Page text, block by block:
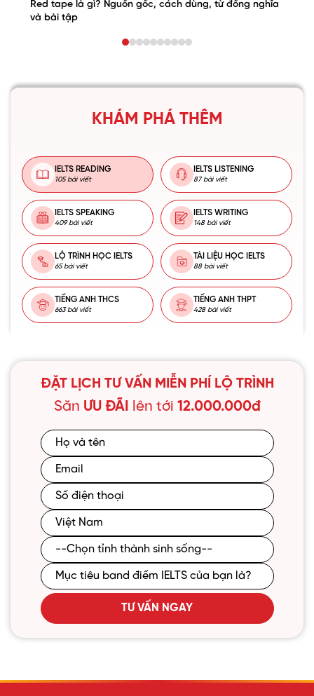
Red tape là gì? Nguồn gốc, cách dùng, từ đồng nghĩa
và bài tập
KHÁM PHÁ THÊM
IELTS READING
105 bài viết
IELTS LISTENING
87 bài viết
IELTS SPEAKING
409 bài viết
IELTS WRITING
148 bài viết
LỘ TRÌNH HỌC IELTS
65 bài viết
TÀI LIỆU HỌC IELTS
88 bài viết
TIẾNG ANH THCS
663 bài viết
TIẾNG ANH THPT
428 bài viết
ĐẶT LỊCH TƯ VẤN MIỄN PHÍ LỘ TRÌNH
Săn ƯU ĐÃI lên tới 12.000.000đ
TƯ VẤN NGAY